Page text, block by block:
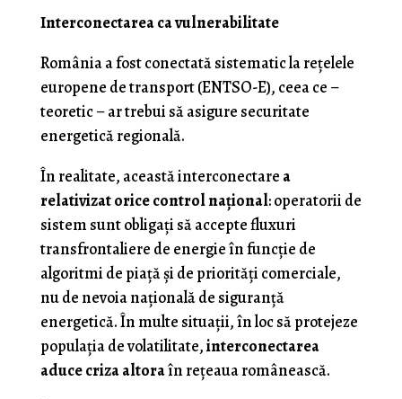
Interconectarea ca vulnerabilitate
România a fost conectată sistematic la rețelele
europene de transport (ENTSO-E), ceea ce –
teoretic – ar trebui să asigure securitate
energetică regională.
În realitate, această interconectare a
relativizat orice control național: operatorii de
sistem sunt obligați să accepte fluxuri
transfrontaliere de energie în funcție de
algoritmi de piață și de priorități comerciale,
nu de nevoia națională de siguranță
energetică. În multe situații, în loc să protejeze
populația de volatilitate,interconectarea
aduce criza altoraîn rețeaua românească.